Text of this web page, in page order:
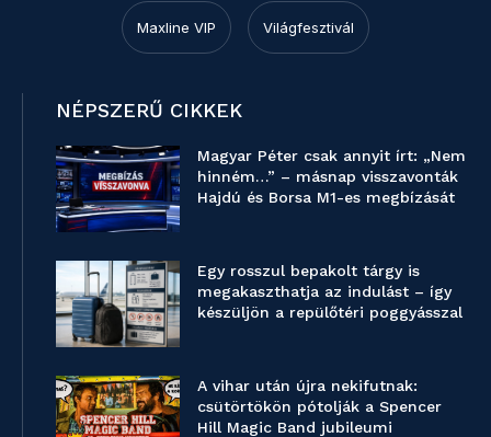
Maxline VIP Világfesztivál
NÉPSZERŰ CIKKEK
Magyar Péter csak annyit írt: „Nem
hinném…” – másnap visszavonták
Hajdú és Borsa M1-es megbízását
Egy rosszul bepakolt tárgy is
megakaszthatja az indulást – így
készüljön a repülőtéri poggyásszal
A vihar után újra nekifutnak:
csütörtökön pótolják a Spencer
Hill Magic Band jubileumi